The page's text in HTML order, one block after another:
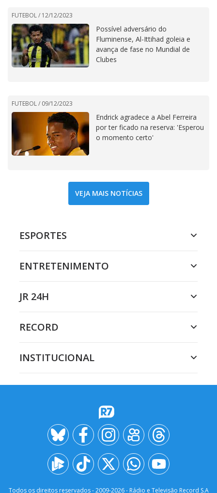
FUTEBOL / 12/12/2023
Possível adversário do
Fluminense, Al-Ittihad goleia e
avança de fase no Mundial de
Clubes
FUTEBOL / 09/12/2023
Endrick agradece a Abel Ferreira
por ter ficado na reserva: 'Esperou
o momento certo'
VEJA MAIS NOTÍCIAS
ESPORTES
ENTRETENIMENTO
JR 24H
RECORD
INSTITUCIONAL
Todos os direitos reservados - 2009-2026- Rádio e Televisão Record S.A